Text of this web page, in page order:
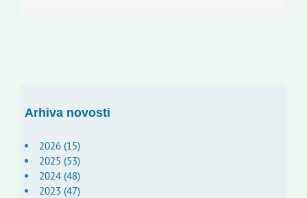
Arhiva novosti
2026 (15)
2025 (53)
2024 (48)
2023 (47)